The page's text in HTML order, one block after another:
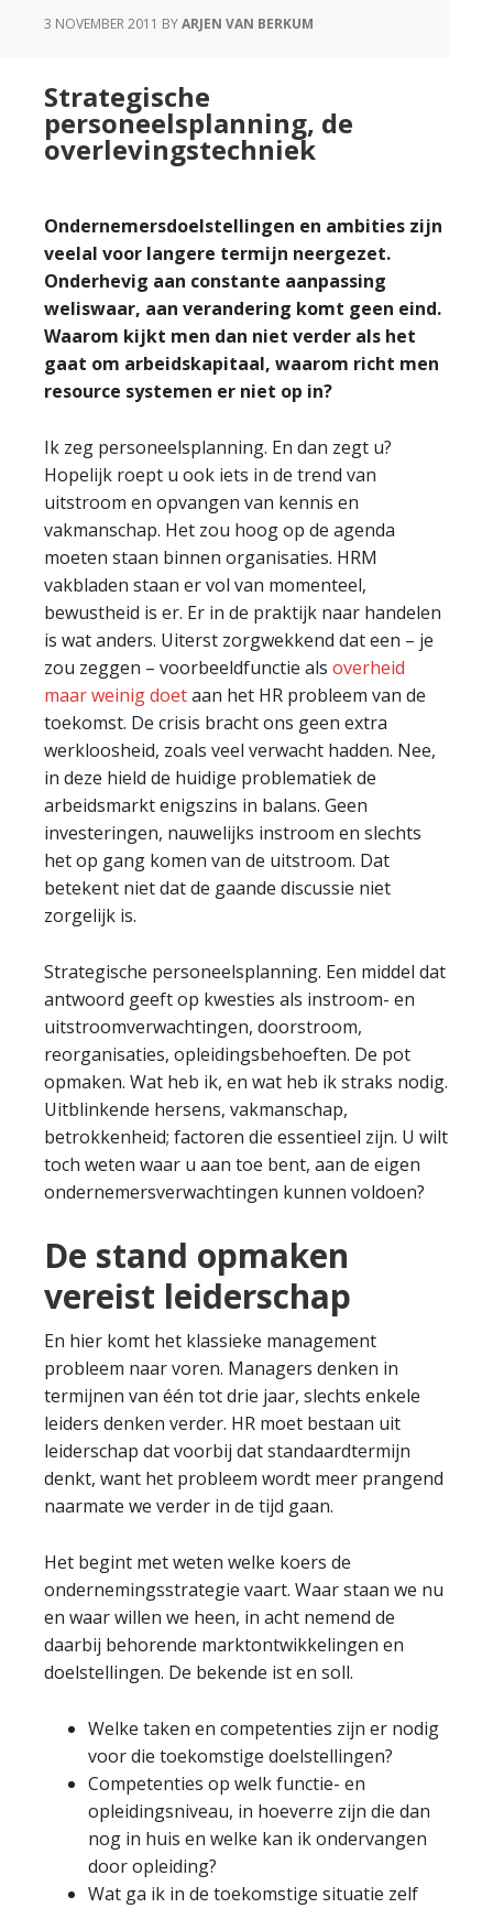
3 NOVEMBER 2011 BYARJEN VAN BERKUM
Strategische
personeelsplanning, de
overlevingstechniek
Ondernemersdoelstellingen en ambities zijn
veelal voor langere termijn neergezet.
Onderhevig aan constante aanpassing
weliswaar, aan verandering komt geen eind.
Waarom kijkt men dan niet verder als het
gaat om arbeidskapitaal, waarom richt men
resource systemen er niet op in?
Ik zeg personeelsplanning. En dan zegt u?
Hopelijk roept u ook iets in de trend van
uitstroom en opvangen van kennis en
vakmanschap. Het zou hoog op de agenda
moeten staan binnen organisaties. HRM
vakbladen staan er vol van momenteel,
bewustheid is er. Er in de praktijk naar handelen
is wat anders. Uiterst zorgwekkend dat een – je
zou zeggen – voorbeeldfunctie als overheid
maar weinig doetaan het HR probleem van de
toekomst. De crisis bracht ons geen extra
werkloosheid, zoals veel verwacht hadden. Nee,
in deze hield de huidige problematiek de
arbeidsmarkt enigszins in balans. Geen
investeringen, nauwelijks instroom en slechts
het op gang komen van de uitstroom. Dat
betekent niet dat de gaande discussie niet
zorgelijk is.
Strategische personeelsplanning. Een middel dat
antwoord geeft op kwesties als instroom- en
uitstroomverwachtingen, doorstroom,
reorganisaties, opleidingsbehoeften. De pot
opmaken. Wat heb ik, en wat heb ik straks nodig.
Uitblinkende hersens, vakmanschap,
betrokkenheid; factoren die essentieel zijn. U wilt
toch weten waar u aan toe bent, aan de eigen
ondernemersverwachtingen kunnen voldoen?
De stand opmaken
vereist leiderschap
En hier komt het klassieke management
probleem naar voren. Managers denken in
termijnen van één tot drie jaar, slechts enkele
leiders denken verder. HR moet bestaan uit
leiderschap dat voorbij dat standaardtermijn
denkt, want het probleem wordt meer prangend
naarmate we verder in de tijd gaan.
Het begint met weten welke koers de
ondernemingsstrategie vaart. Waar staan we nu
en waar willen we heen, in acht nemend de
daarbij behorende marktontwikkelingen en
doelstellingen. De bekende ist en soll.
Welke taken en competenties zijn er nodig
voor die toekomstige doelstellingen?
Competenties op welk functie- en
opleidingsniveau, in hoeverre zijn die dan
nog in huis en welke kan ik ondervangen
door opleiding?
Wat ga ik in de toekomstige situatie zelf